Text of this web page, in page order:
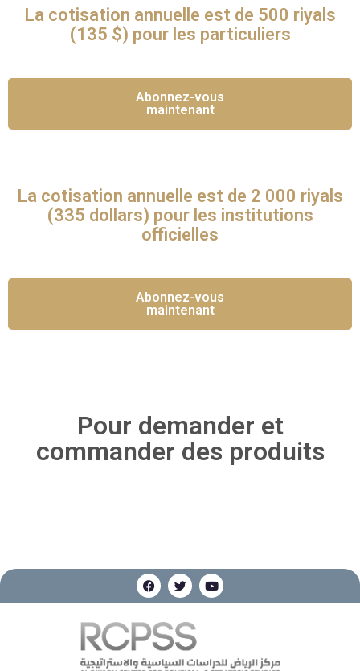
La cotisation annuelle est de 500 riyals
(135 $) pour les particuliers
Abonnez-vous
maintenant
La cotisation annuelle est de 2 000 riyals
(335 dollars) pour les institutions
officielles
Abonnez-vous
maintenant
Pour demander et
commander des produits